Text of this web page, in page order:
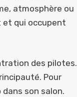
atmosphère ou
et qui occupent
des pilotes.
Pour
son salon.